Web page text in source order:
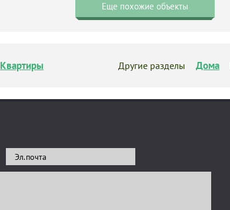
Еще похожие объекты
Квартиры Другие разделы Дома